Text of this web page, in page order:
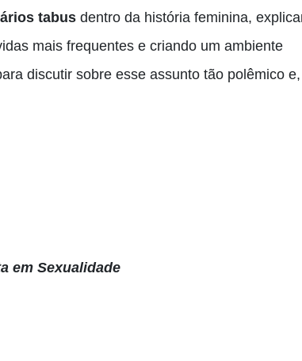
tabus dentro da história feminina,
mais frequentes e criando um ambiente
discutir sobre esse assunto tão polêmico
em Sexualidade